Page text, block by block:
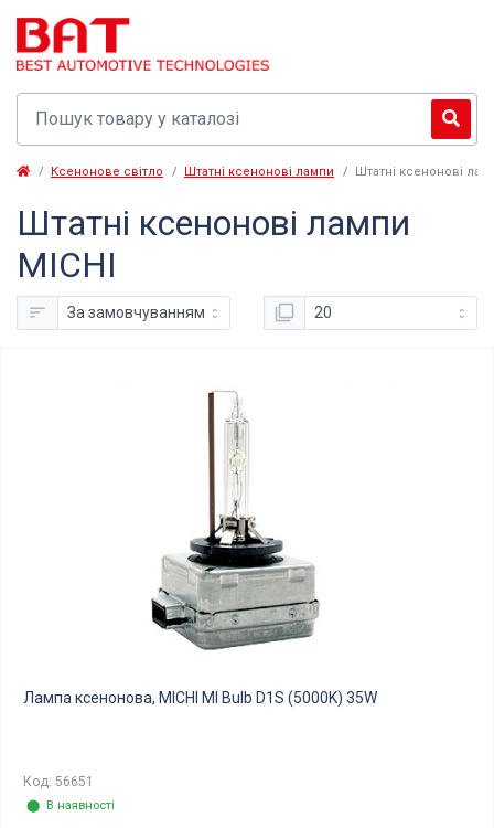
Ксенонове світло Штатні ксенонові лампи Штатні ксенонові
Штатні ксенонові лампи
MICHI
Лампа ксенонова, MICHI MI Bulb D1S (5000K) 35W
Код: 56651
⬤ В наявності